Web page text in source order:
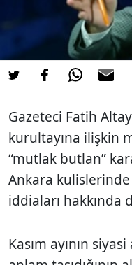
Gazeteci Fatih
kurultayına ilişkin
“mutlak butlan”
Ankara
iddiaları hakkında
Kasım ayının